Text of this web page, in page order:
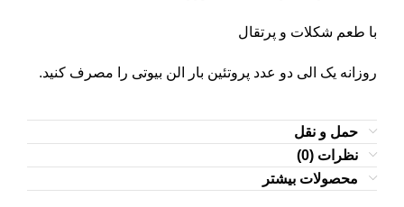
با طعم شکلات و پرتقال
روزانه یک الی دو عدد پروتئین بار الن بیوتی را مصرف کنید.
حمل و نقل
نظرات (0)
محصولات بیشتر